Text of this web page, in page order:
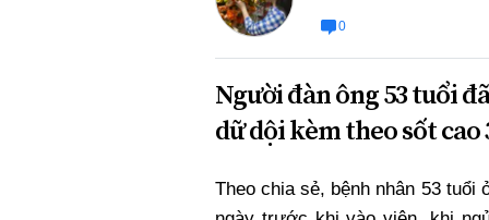
0
Người đàn ông 53 tuổi
dữ dội kèm theo sốt cao
Theo chia sẻ, bệnh nhân 53 tuổi